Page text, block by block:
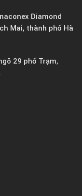
Diamond
Mai, thành phố Hà
29 phố Trạm,